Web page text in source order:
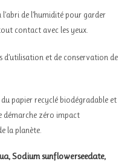
l’abri de l’humidité pour garder
contact avec les yeux.
d’utilisation et de conservation de
papier recyclé biodégradable et
démarche zéro impact
la planète.
Sodium sunflowerseedate,